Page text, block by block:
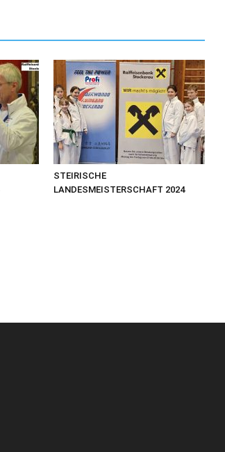
STEIRISCHE
LANDESMEISTERSCHAFT 2024